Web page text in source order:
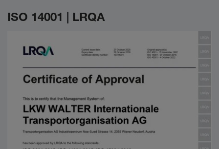
ISO 14001 | LRQA